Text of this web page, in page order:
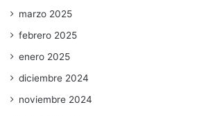
marzo 2025
febrero 2025
enero 2025
diciembre 2024
noviembre 2024